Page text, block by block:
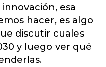
esa
hacer, es algo
discutir cuales
y luego ver qué